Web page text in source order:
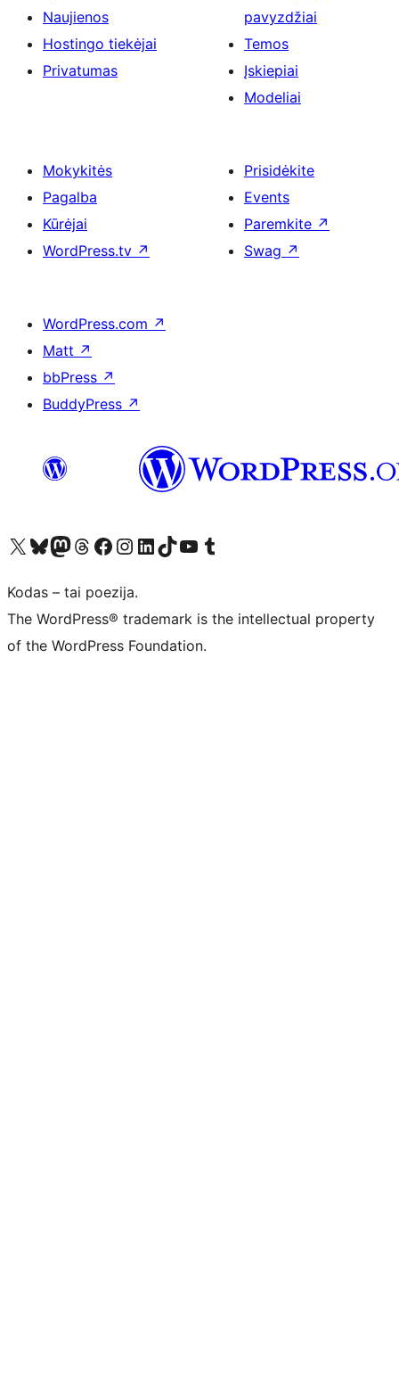
Naujienos
Hostingo tiekėjai
Privatumas
pavyzdžiai
Temos
Įskiepiai
Modeliai
Mokykitės
Pagalba
Kūrėjai
WordPress.tv ↗
Prisidėkite
Events
Paremkite ↗
Swag ↗
WordPress.com ↗
Matt ↗
bbPress ↗
BuddyPress ↗
Visit our X (formerly Twitter) account
Apsilankykite mūsų Bluesky paskyroje
Visit our Mastodon account
Apsilankykite mūsų Threads paskyroje
Visit our Facebook page
Visit our Instagram account
Visit our LinkedIn account
Apsilankykite mūsų TikTok paskyroje
Visit our YouTube channel
Apsilankykite mūsų Tumblr paskyroje
Kodas – tai poezija.
The WordPress® trademark is the intellectual property
of the WordPress Foundation.